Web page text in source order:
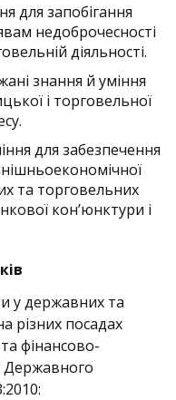
для запобігання
недоброчесності
діяльності.
знання й уміння
і торговельної
для забезпечення
та торговельних
кон’юнктури і
у державних та
різних посадах
фінансово-
Державного